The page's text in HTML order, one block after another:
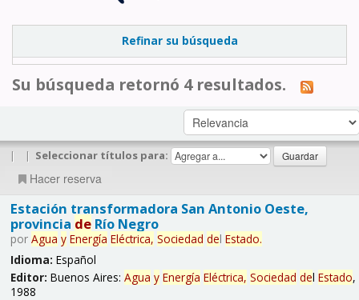
Refinar su búsqueda
Su búsqueda retornó 4 resultados.
| | Seleccionar títulos para:
Hacer reserva
Estación transformadora San Antonio Oeste,
provincia deRío Negro
por Agua y Energía Eléctrica, Sociedad del Estado.
Idioma: Español
Editor: Buenos Aires: Agua y Energía Eléctrica, Sociedad del Estado,
1988